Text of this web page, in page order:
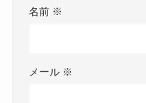
名前 ※
メール ※